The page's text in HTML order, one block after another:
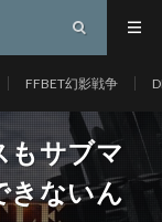
FFBET幻影戦争
もサブマ
きないん